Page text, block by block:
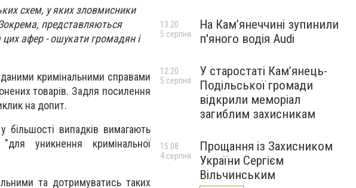
схем, у яких зловмисники
представляються
афер - ошукати громадян і
кримінальними справами
товарів. Задля посилення
на допит.
випадків вимагають
уникнення кримінальної
та дотримуватись таких
На Камʼянеччині зупинили
п'яного водія Audi
13:20
5 серпня
У старостаті Кам’янець-
Подільської громади
відкрили меморіал
загиблим захисникам
12:20
5 серпня
Прощання із Захисником
України Сергієм
Вільчинським
15:08
4 серпня